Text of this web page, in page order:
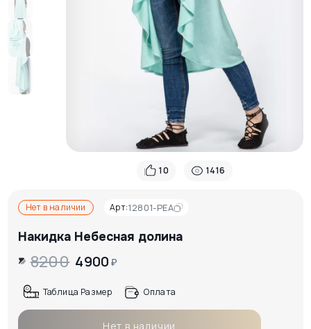
10 1416
Нет в наличии Арт:12801-PEA
Накидка Небесная долина
8200 4900₽
Таблица Размер Оплата
Нет в наличии